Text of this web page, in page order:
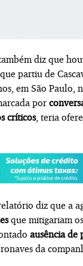
diz que
partiu de
em São Paulo,
por
críticos, teria
diz que a
que mitigariam
ausência de
da